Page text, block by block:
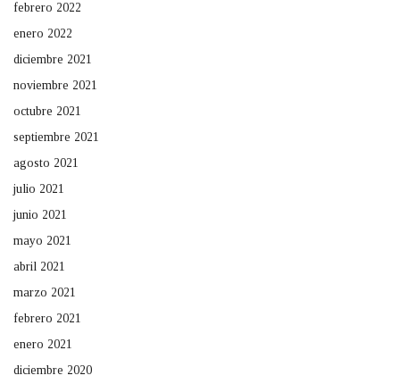
febrero 2022
enero 2022
diciembre 2021
noviembre 2021
octubre 2021
septiembre 2021
agosto 2021
julio 2021
junio 2021
mayo 2021
abril 2021
marzo 2021
febrero 2021
enero 2021
diciembre 2020